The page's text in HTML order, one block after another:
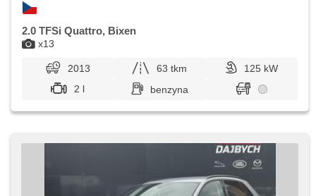
x13
2.0 TFSi Quattro, Bixen
2013 63 tkm
125 kW
2 l
benzyna